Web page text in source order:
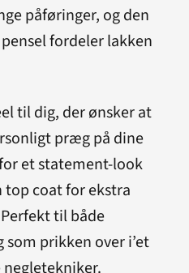
påføringer, og den
fordeler lakken
til dig, der ønsker at
præg på dine
et statement-look
coat for ekstra
til både
prikken over i’et